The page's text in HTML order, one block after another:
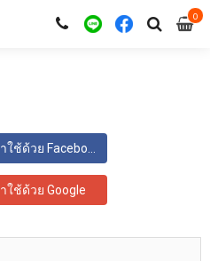
00
ช้ด้วย Facebook
ใช้ด้วย Google